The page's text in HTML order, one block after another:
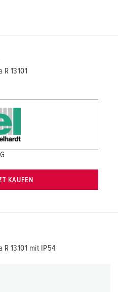
13101
KAUFEN
R 13101 mit IP54